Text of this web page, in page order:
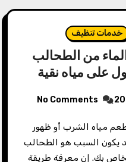
خدمات تنظيف
من الطحالب
على مياه نقية
No Comments
يكون السبب هو الطحالب
بك. إن معرفة طريقة